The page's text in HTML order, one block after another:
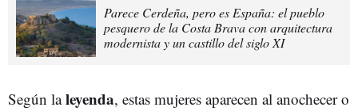
Parece Cerdeña, pero es España: el pueblo
pesquero de la Costa Brava con arquitectura
modernista y un castillo del siglo XI
Según laleyenda, estas mujeres aparecen al anochecer o